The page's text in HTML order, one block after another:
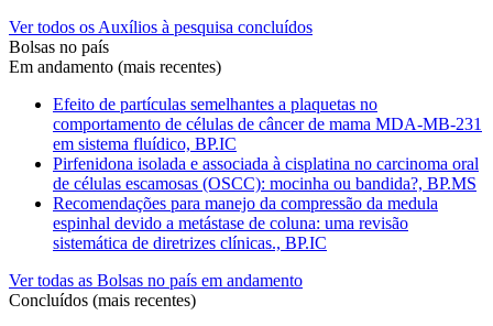
Ver todos os Auxílios à pesquisa concluídos
Bolsas no país
Em andamento (mais recentes)
Efeito de partículas semelhantes a plaquetas no
comportamento de células de câncer de mama MDA-MB-231
em sistema fluídico, BP.IC
Pirfenidona isolada e associada à cisplatina no carcinoma oral
de células escamosas (OSCC): mocinha ou bandida?, BP.MS
Recomendações para manejo da compressão da medula
espinhal devido a metástase de coluna: uma revisão
sistemática de diretrizes clínicas., BP.IC
Ver todas as Bolsas no país em andamento
Concluídos (mais recentes)